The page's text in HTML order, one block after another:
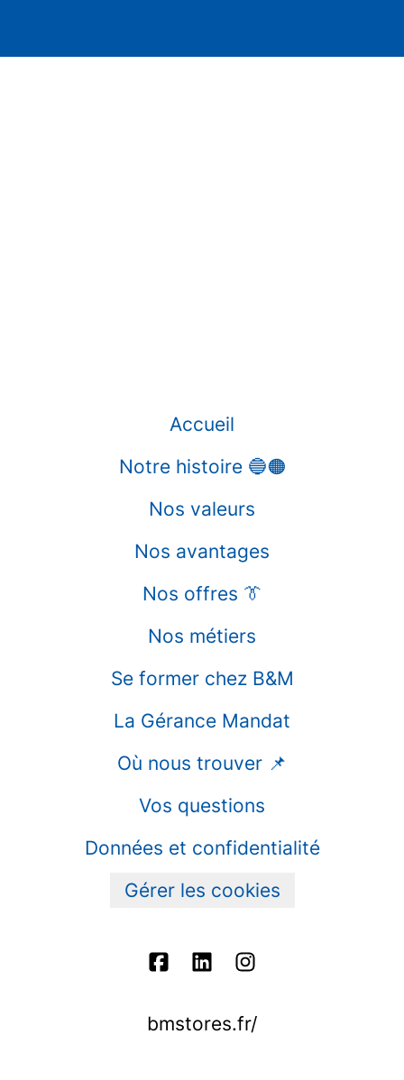
Accueil
Notre histoire 🔵🟠
Nos valeurs
Nos avantages
Nos offres 👔
Nos métiers
Se former chez B&M
La Gérance Mandat
Où nous trouver 📌
Vos questions
Données et confidentialité
Gérer les cookies
bmstores.fr/